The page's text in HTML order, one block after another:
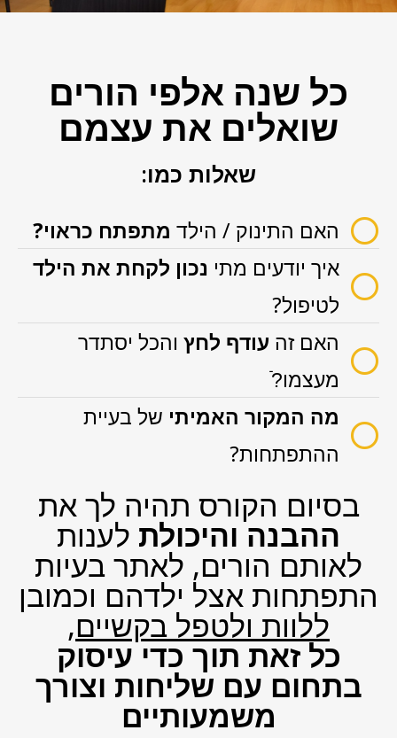
כל שנה אלפי הורים
שואלים את עצמם
שאלות כמו:​
האם התינוק / הילד מתפתח כראוי?
איך יודעים מתי נכון לקחת את הילד
לטיפול?
האם זה עודף לחץ והכל יסתדר
מעצמו?ֿ
מה המקור האמיתי של בעיית
ההתפתחות?
בסיום הקורס תהיה לך את
ההבנה והיכולת לענות
לאותם הורים, לאתר בעיות
התפתחות אצל ילדהם וכמובן
ללוות ולטפל בקשיים,
כל זאת תוך כדי עיסוק
בתחום עם שליחות וצורך
משמעותיים